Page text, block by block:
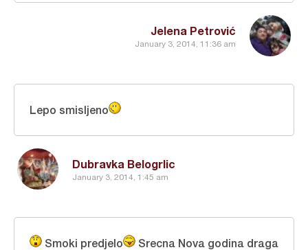
Jelena Petrović
January 3, 2014, 11:36 am
Dubravka Belogrlic
January 3, 2014, 1:45 am
Lepo smisljeno
Smoki predjelo
Srecna Nova godina draga